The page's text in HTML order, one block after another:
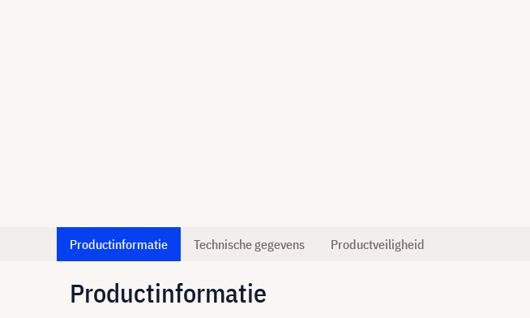
Productinformatie Technische gegevens Productveiligheid
Productinformatie